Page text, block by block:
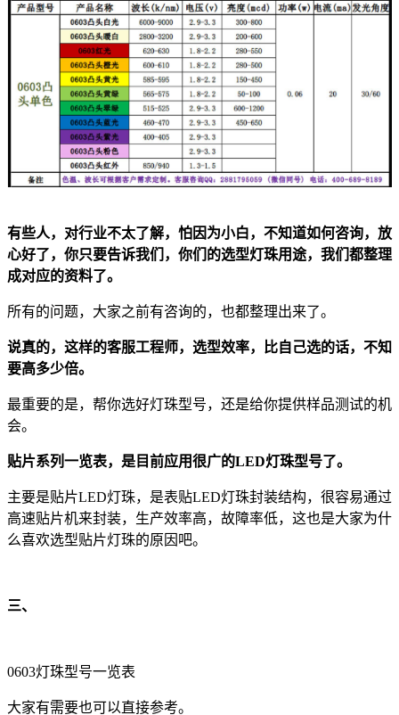
有些人，对行业不太了解，怕因为小白，不知道如何咨询，放
心好了，你只要告诉我们，你们的选型灯珠用途，我们都整理
成对应的资料了。
所有的问题，大家之前有咨询的，也都整理出来了。
说真的，这样的客服工程师，选型效率，比自己选的话，不知
要高多少倍。
最重要的是，帮你选好灯珠型号，还是给你提供样品测试的机
会。
贴片系列一览表，是目前应用很广的LED灯珠型号了。
主要是贴片LED灯珠，是表贴LED灯珠封装结构，很容易通过
高速贴片机来封装，生产效率高，故障率低，这也是大家为什
么喜欢选型贴片灯珠的原因吧。
三、
0603灯珠型号一览表
大家有需要也可以直接参考。